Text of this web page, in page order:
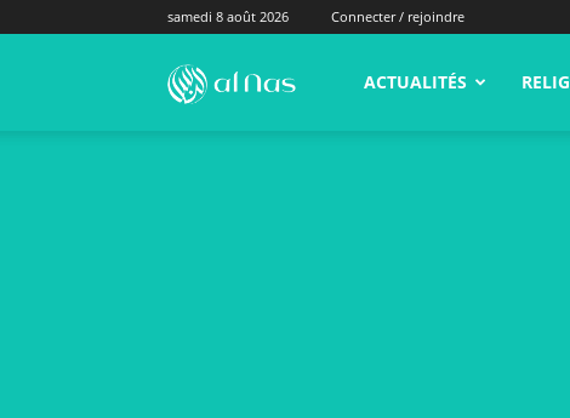
samedi 8 août 2026 Connecter / rejoindre
alNas.fr ACTUALITÉS